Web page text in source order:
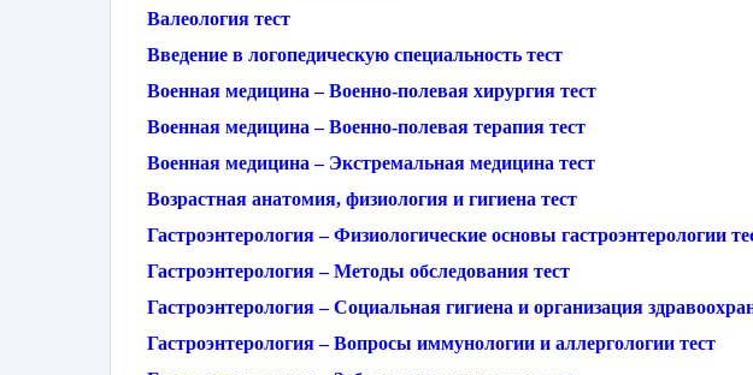
Валеология тест
Введение в логопедическую специальность тест
Военная медицина – Военно-полевая хирургия тест
Военная медицина – Военно-полевая терапия тест
Военная медицина – Экстремальная медицина тест
Возрастная анатомия, физиология и гигиена тест
Гастроэнтерология – Физиологические основы гастроэнтерологии
Гастроэнтерология – Методы обследования тест
Гастроэнтерология – Социальная гигиена и организация
Гастроэнтерология – Вопросы иммунологии и аллергологии тест